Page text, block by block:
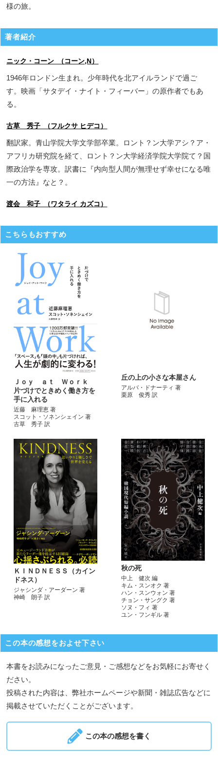
様の旅。
著者紹介
ニック・コーン （コーン,N）
1946年ロンドン生まれ。少年時代を北アイルランドで過ご
す。映画「サタデイ・ナイト・フィーバー」の原作者でもあ
る。
古草 秀子 （フルクサ ヒデコ）
翻訳家。青山学院大学文学部卒業。ロント？ン大学アシ？ア・
アフリカ研究院を経て、ロント？ン大学経済学院大学院て？国
際政治学を専攻。訳書に『内向型人間が無理せず幸せになる唯
一の方法』なと？。
渡会 和子 （ワタライ カズコ）
こちらもおすすめ
Ｊｏｙ ａｔ Ｗｏｒｋ
片づけでときめく働き方を
手に入れる
近藤 麻理恵 著
スコット・ソネンシェイン 著
古草 秀子 訳
丘の上の小さな本屋さん
アルバ・ドナーティ 著
栗原 俊秀 訳
ＫＩＮＤＮＥＳＳ（カイン
ドネス）
ジャシンダ・アーダーン 著
神崎 朗子 訳
秋の死
中上 健次 編
キム・スンオク 著
ハン・スンウォン 著
チョン・サングク 著
ソヌ・フィ 著
ユン・フンギル 著
この本の感想をおよせ下さい
本書をお読みになったご意見・ご感想などをお気軽にお寄せく
ださい。
投稿された内容は、弊社ホームページや新聞・雑誌広告などに
掲載させていただくことがございます。
この本の感想を書く